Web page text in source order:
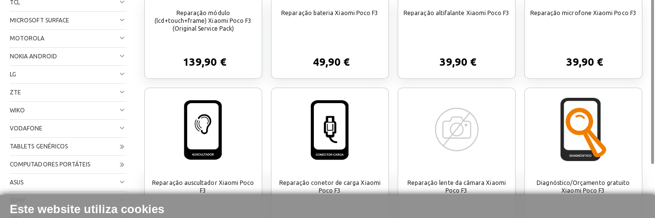
Este website utiliza cookies
TCL
MICROSOFT SURFACE
MOTOROLA
NOKIA ANDROID
LG
ZTE
WIKO
VODAFONE
TABLETS GENÉRICOS
COMPUTADORES PORTÁTEIS
ASUS
Reparação módulo
(lcd+touch+frame) Xiaomi Poco F3
(Original Service Pack)
139,90 €
Reparação bateria Xiaomi Poco F3
49,90 €
Reparação altifalante Xiaomi Poco F3
39,90 €
Reparação microfone Xiaomi Poco F3
39,90 €
Reparação auscultador Xiaomi Poco
F3
Reparação conetor de carga Xiaomi
Poco F3
Reparação lente da câmara Xiaomi
Poco F3
Diagnóstico/Orçamento gratuito
Xiaomi Poco F3